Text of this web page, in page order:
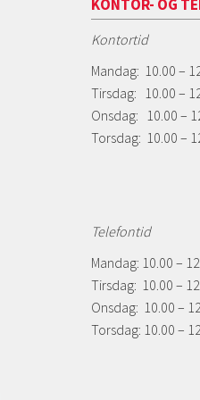
KONTOR- OG
Kontortid
Mandag: 10.00 –
Tirsdag: 10.00 –
Onsdag: 10.00 –
Torsdag: 10.00 –
Telefontid
Mandag: 10.00 –
Tirsdag: 10.00 –
Onsdag: 10.00 –
Torsdag: 10.00 –